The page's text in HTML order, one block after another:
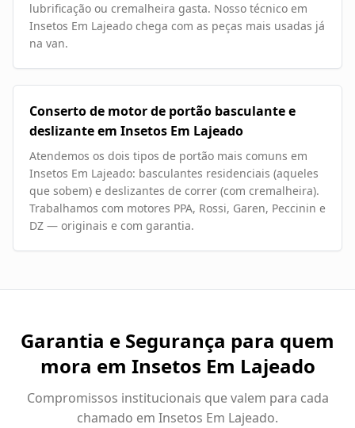
lubrificação ou cremalheira gasta. Nosso técnico em
Insetos Em Lajeado chega com as peças mais usadas já
na van.
Conserto de motor de portão basculante e
deslizante em Insetos Em Lajeado
Atendemos os dois tipos de portão mais comuns em
Insetos Em Lajeado: basculantes residenciais (aqueles
que sobem) e deslizantes de correr (com cremalheira).
Trabalhamos com motores PPA, Rossi, Garen, Peccinin e
DZ — originais e com garantia.
Garantia e Segurança para quem
mora em Insetos Em Lajeado
Compromissos institucionais que valem para cada
chamado em Insetos Em Lajeado.